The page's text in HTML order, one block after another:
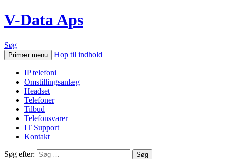
V-Data Aps
Søg
Primær menu Hop til indhold
IP telefoni
Omstillingsanlæg
Headset
Telefoner
Tilbud
Telefonsvarer
IT Support
Kontakt
Søg efter: